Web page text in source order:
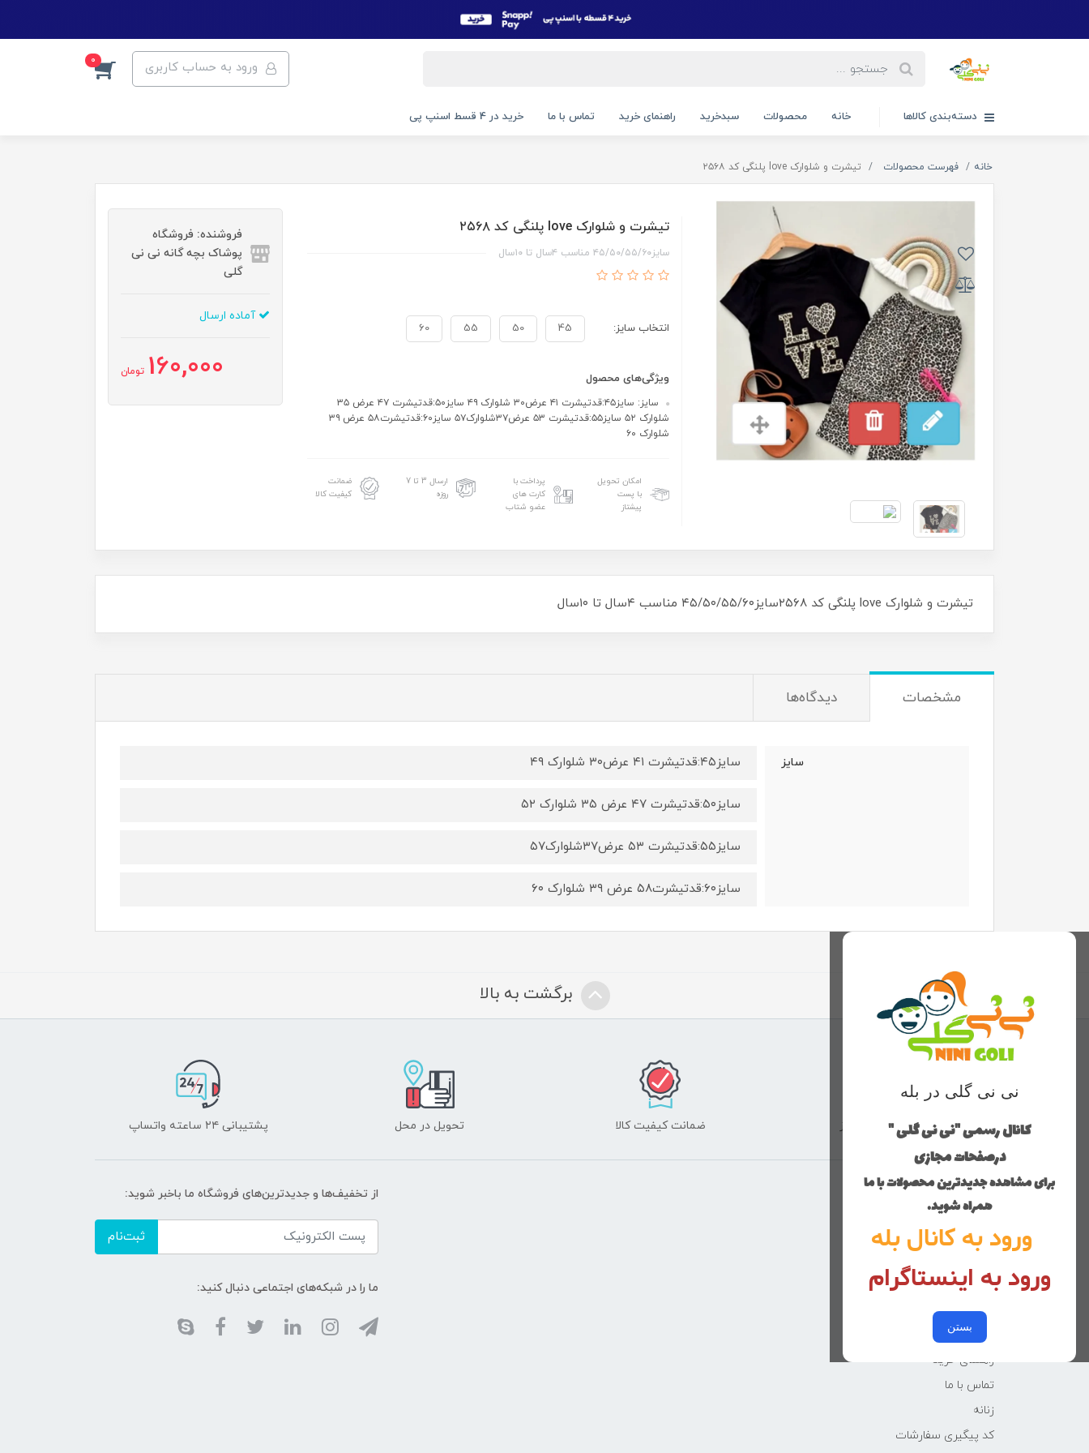
ورود به حساب کاربری 0
دسته‌بندی کالاها خانه محصولات سبدخرید راهنمای خرید تماس با ما خرید در 4 قسط اسنپ پی
خانه فهرست محصولات تیشرت و شلوارک love پلنگی کد ۲۵۶۸
تیشرت و شلوارک love پلنگی کد ۲۵۶۸
سایز۴۵/۵۰/۵۵/۶۰ مناسب ۴سال تا ۱۰سال
انتخاب سایز: 45
50
55
60
ویژگی‌های محصول
سایز: سایز۴۵:قدتیشرت ۴۱ عرض۳۰ شلوارک ۴۹ سایز۵۰:قدتیشرت ۴۷ عرض ۳۵
شلوارک ۵۲ سایز۵۵:قدتیشرت ۵۳ عرض۳۷شلوارک۵۷ سایز۶۰:قدتیشرت۵۸ عرض ۳۹
شلوارک ۶۰
امکان تحویل
با پست
پیشتاز
پرداخت با
کارت های
عضو شتاب
ارسال 3 تا 7
روزه
ضمانت
کیفیت کالا
فروشنده: فروشگاه
پوشاک بچه گانه نی نی
گلی
آماده ارسال
160,000 تومان
تیشرت و شلوارک love پلنگی کد ۲۵۶۸سایز۴۵/۵۰/۵۵/۶۰ مناسب ۴سال تا ۱۰سال
مشخصات دیدگاه‌ها
سایز سایز۴۵:قدتیشرت ۴۱ عرض۳۰ شلوارک ۴۹
سایز۵۰:قدتیشرت ۴۷ عرض ۳۵ شلوارک ۵۲
سایز۵۵:قدتیشرت ۵۳ عرض۳۷شلوارک۵۷
سایز۶۰:قدتیشرت۵۸ عرض ۳۹ شلوارک ۶۰
نی نی گلی در بله
کانال رسمی "نی نی گلی "
درصفحات مجازی
برای مشاهده جدیدترین محصولات با ما
همراه شوید.
ورود به کانال بله
ورود به اینستاگرام
بستن
برگشت به بالا
ارسال با پست پیشتاز ضمانت کیفیت کالا تحویل در محل پشتیبانی ۲۴ ساعته واتساپ
منوی وب‌سایت
محصولات
دخترانه
پسرانه
کوچولوهای نی نی گلی
راهنمای خرید
تماس با ما
زنانه
کد پیگیری سفارشات
از تخفیف‌ها و جدیدترین‌های فروشگاه ما باخبر شوید:
ثبت‌نام
ما را در شبکه‌های اجتماعی دنبال کنید: